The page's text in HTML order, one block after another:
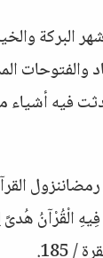
البركة
والفتوحات
فيه أشياء
الْقُرْآنُ